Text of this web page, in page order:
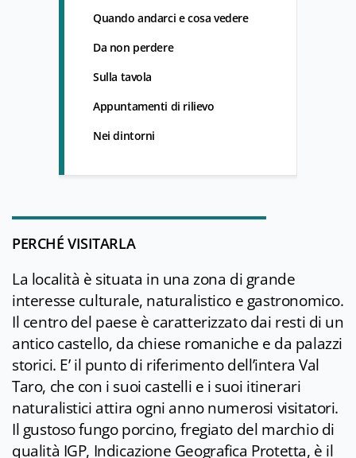
Quando andarci e cosa vedere
Da non perdere
Sulla tavola
Appuntamenti di rilievo
Nei dintorni
PERCHÉ VISITARLA
La località è situata in una zona di grande
interesse culturale, naturalistico e gastronomico.
Il centro del paese è caratterizzato dai resti di un
antico castello, da chiese romaniche e da palazzi
storici. E’ il punto di riferimento dell’intera Val
Taro, che con i suoi castelli e i suoi itinerari
naturalistici attira ogni anno numerosi visitatori.
Il gustoso fungo porcino, fregiato del marchio di
qualità IGP, Indicazione Geografica Protetta, è il